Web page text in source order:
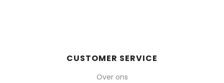
CUSTOMER SERVICE
Over ons